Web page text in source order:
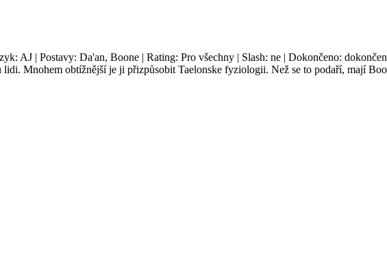
AJ | Postavy: Da'an, Boone | Rating: Pro všechny | Slash: ne | Dokončeno:
Mnohem obtížnější je ji přizpůsobit Taelonske fyziologii. Než se to podaří, mají